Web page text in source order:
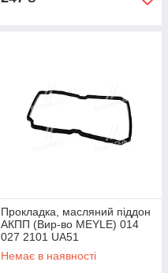
Прокладка, масляний піддон
АКПП (Вир-во MEYLE) 014
027 2101 UA51
Немає в наявності